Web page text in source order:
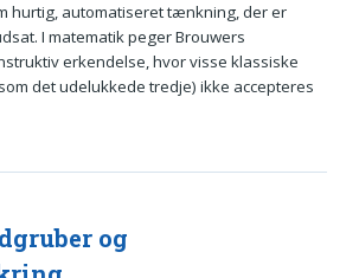
hurtig, automatiseret tænkning, der er
I matematik peger Brouwers
erkendelse, hvor visse klassiske
det udelukkede tredje) ikke accepteres
og